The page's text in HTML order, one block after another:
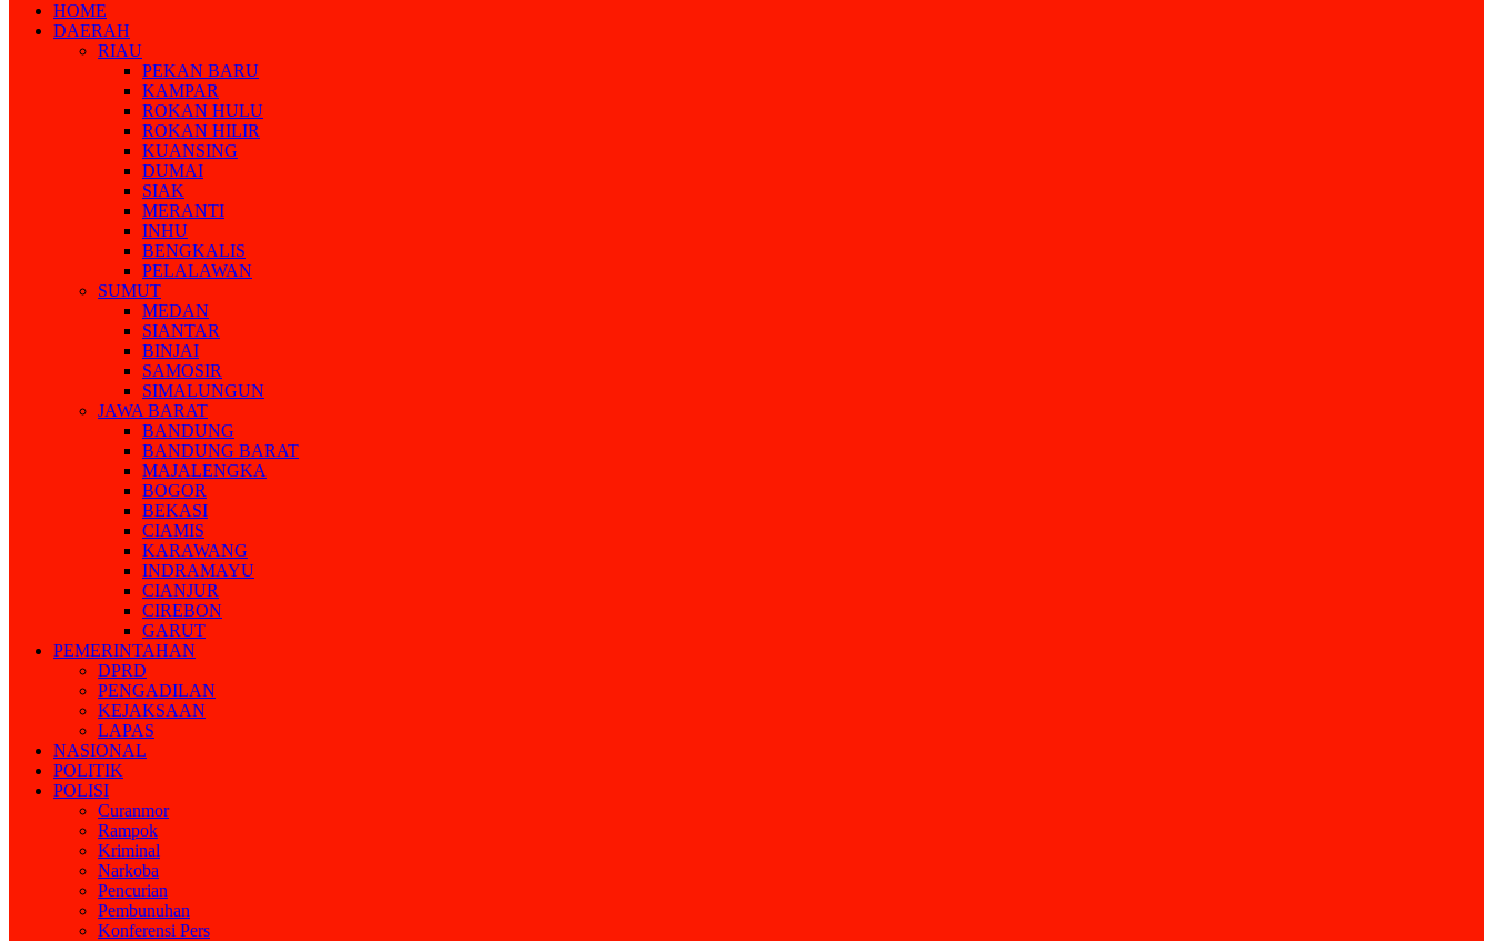
HOME
DAERAH
RIAU
PEKAN BARU
KAMPAR
ROKAN HULU
ROKAN HILIR
KUANSING
DUMAI
SIAK
MERANTI
INHU
BENGKALIS
PELALAWAN
SUMUT
MEDAN
SIANTAR
BINJAI
SAMOSIR
SIMALUNGUN
JAWA BARAT
BANDUNG
BANDUNG BARAT
MAJALENGKA
BOGOR
BEKASI
CIAMIS
KARAWANG
INDRAMAYU
CIANJUR
CIREBON
GARUT
PEMERINTAHAN
DPRD
PENGADILAN
KEJAKSAAN
LAPAS
NASIONAL
POLITIK
POLISI
Curanmor
Rampok
Kriminal
Narkoba
Pencurian
Pembunuhan
Konferensi Pers